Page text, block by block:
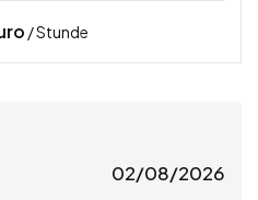
/ Stunde
02/08/2026